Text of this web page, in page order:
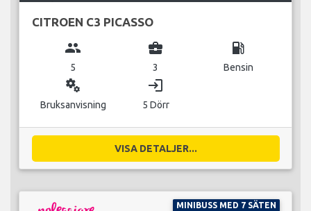
CITROEN C3 PICASSO
group
5
business_center
3
local_gas_station
Bensin
miscellaneous_services
Bruksanvisning
login
5 Dörr
VISA DETALJER...
MINIBUSS MED 7 SÄTEN